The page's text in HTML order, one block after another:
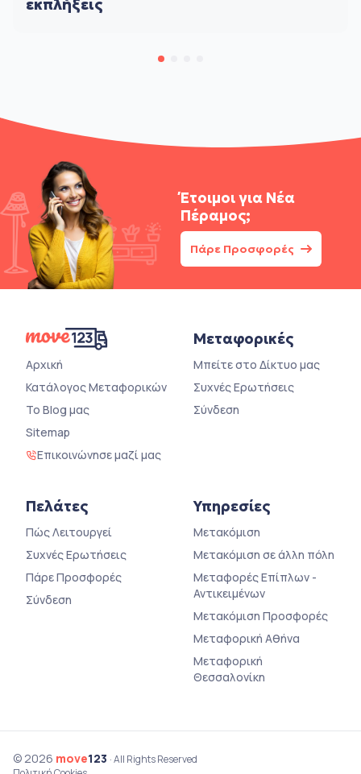
εκπλήξεις
Έτοιμοι για Νέα
Πέραμος;
Πάρε Προσφορές
Αρχική
Κατάλογος Μεταφορικών
Το Blog μας
Sitemap
Επικοινώνησε μαζί μας
Μεταφορικές
Μπείτε στο Δίκτυο μας
Συχνές Ερωτήσεις
Σύνδεση
Πελάτες
Πώς Λειτουργεί
Συχνές Ερωτήσεις
Πάρε Προσφορές
Σύνδεση
Υπηρεσίες
Μετακόμιση
Μετακόμιση σε άλλη πόλη
Μεταφορές Επίπλων -
Αντικειμένων
Μετακόμιση Προσφορές
Μεταφορική Αθήνα
Μεταφορική
Θεσσαλονίκη
© 2026 move123 · All Rights Reserved